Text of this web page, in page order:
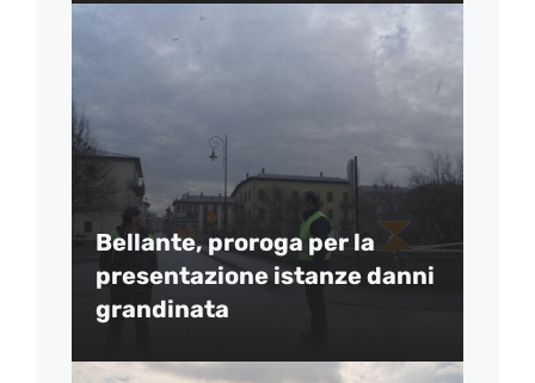
Bellante, proroga per la
presentazione istanze danni
grandinata